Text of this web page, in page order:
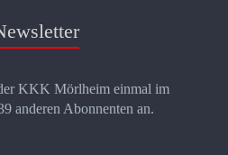
KKK Mörlheim einmal im
anderen Abonnenten an.